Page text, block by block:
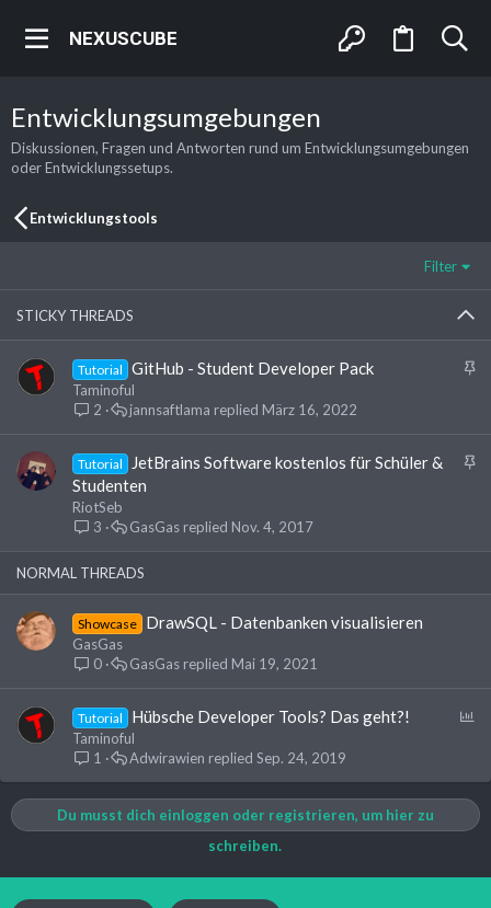
NEXUSCUBE
Entwicklungsumgebungen
Diskussionen, Fragen und Antworten rund um Entwicklungsumgebungen
oder Entwicklungssetups.
Entwicklungstools
Filter
STICKY THREADS
A
e
Tutorial GitHub - Student Developer Pack
Taminoful
2
März 16, 2022
jannsaftlama
A
Tutorial
JetBrains Software kostenlos für Schüler &
Studenten
RiotSeb
3
Nov. 4, 2017
GasGas
NORMAL THREADS
Showcase DrawSQL - Datenbanken visualisieren
GasGas
0
Mai 19, 2021
GasGas
g
Tutorial Hübsche Developer Tools? Das geht?!
Taminoful
1
Sep. 24, 2019
Adwirawien
Du musst dich einloggen oder registrieren, um hier zu
schreiben.